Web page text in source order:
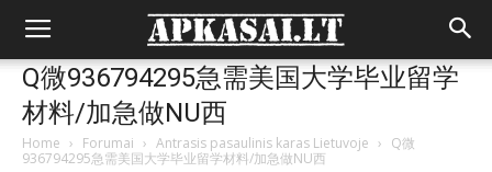
Q微936794295急需美国大学毕业留学
材料/加急做NU西
Home › Forumai › Antrasis pasaulinis karas Lietuvoje › Q微
936794295急需美国大学毕业留学材料/加急做NU西